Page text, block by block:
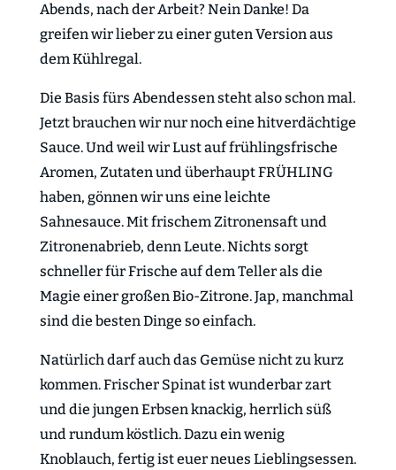
Abends, nach der Arbeit? Nein Danke! Da
greifen wir lieber zu einer guten Version aus
dem Kühlregal.
Die Basis fürs Abendessen steht also schon mal.
Jetzt brauchen wir nur noch eine hitverdächtige
Sauce. Und weil wir Lust auf frühlingsfrische
Aromen, Zutaten und überhaupt FRÜHLING
haben, gönnen wir uns eine leichte
Sahnesauce. Mit frischem Zitronensaft und
Zitronenabrieb, denn Leute. Nichts sorgt
schneller für Frische auf dem Teller als die
Magie einer großen Bio-Zitrone. Jap, manchmal
sind die besten Dinge so einfach.
Natürlich darf auch das Gemüse nicht zu kurz
kommen. Frischer Spinat ist wunderbar zart
und die jungen Erbsen knackig, herrlich süß
und rundum köstlich. Dazu ein wenig
Knoblauch, fertig ist euer neues Lieblingsessen.